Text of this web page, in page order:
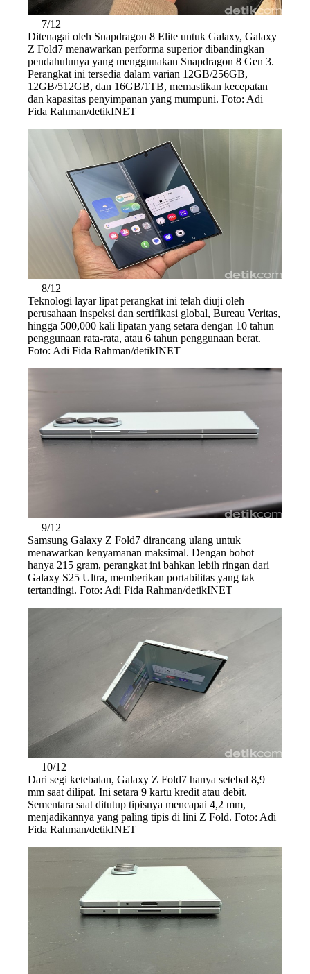
7/12
Ditenagai oleh Snapdragon 8 Elite untuk Galaxy, Galaxy
Z Fold7 menawarkan performa superior dibandingkan
pendahulunya yang menggunakan Snapdragon 8 Gen 3.
Perangkat ini tersedia dalam varian 12GB/256GB,
12GB/512GB, dan 16GB/1TB, memastikan kecepatan
dan kapasitas penyimpanan yang mumpuni. Foto: Adi
Fida Rahman/detikINET
8/12
Teknologi layar lipat perangkat ini telah diuji oleh
perusahaan inspeksi dan sertifikasi global, Bureau Veritas,
hingga 500,000 kali lipatan yang setara dengan 10 tahun
penggunaan rata-rata, atau 6 tahun penggunaan berat.
Foto: Adi Fida Rahman/detikINET
9/12
Samsung Galaxy Z Fold7 dirancang ulang untuk
menawarkan kenyamanan maksimal. Dengan bobot
hanya 215 gram, perangkat ini bahkan lebih ringan dari
Galaxy S25 Ultra, memberikan portabilitas yang tak
tertandingi. Foto: Adi Fida Rahman/detikINET
10/12
Dari segi ketebalan, Galaxy Z Fold7 hanya setebal 8,9
mm saat dilipat. Ini setara 9 kartu kredit atau debit.
Sementara saat ditutup tipisnya mencapai 4,2 mm,
menjadikannya yang paling tipis di lini Z Fold. Foto: Adi
Fida Rahman/detikINET